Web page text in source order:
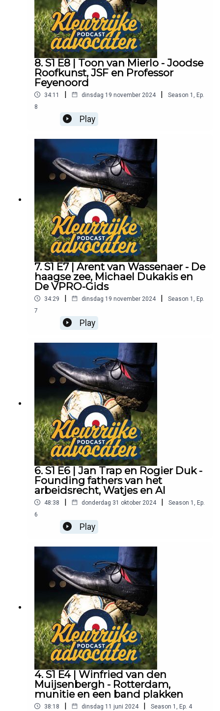
8. S1 E8 | Toon van Mierlo - Joodse
Roofkunst, JSF en Professor
Feyenoord
34:11 | dinsdag 19 november 2024 | Season 1
Ep.
8
Play
7. S1 E7 | Arent van Wassenaer - De
haagse zee, Michael Dukakis en
De VPRO-Gids
34:29 | dinsdag 19 november 2024 | Season 1
Ep.
7
Play
6. S1 E6 | Jan Trap en Rogier Duk -
Founding fathers van het
arbeidsrecht, Watjes en AI
48:38 | donderdag 31 oktober 2024 | Season 1 , Ep.
6
Play
4. S1 E4 | Winfried van den
Muijsenbergh - Rotterdam,
munitie en een band plakken
38:18 | dinsdag 11 juni 2024 | Season 1 , Ep. 4